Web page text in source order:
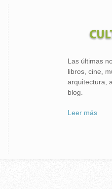
Las últimas
libros, cine,
arquitectura,
blog.
Leer más